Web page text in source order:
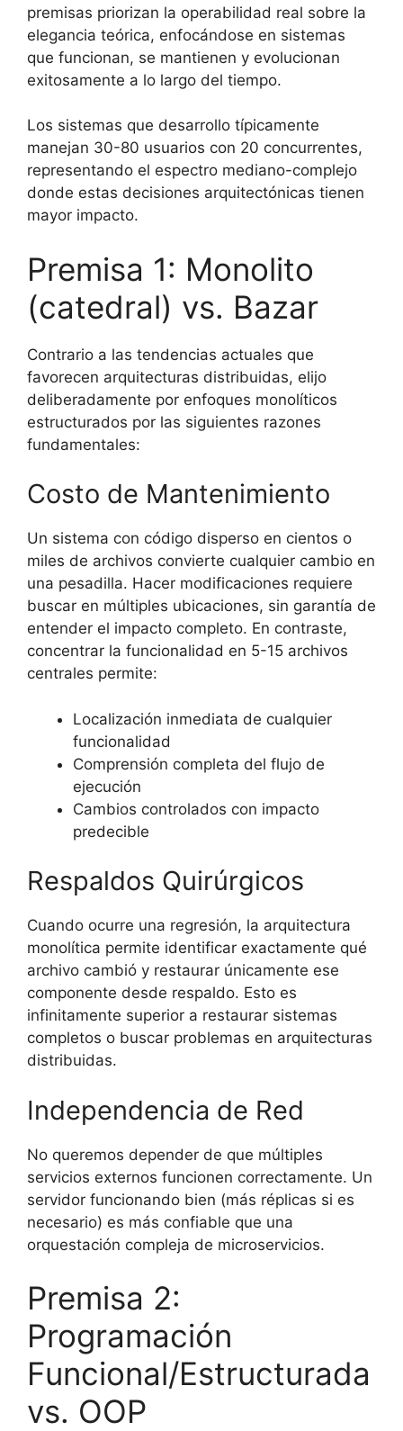
premisas priorizan la operabilidad real sobre la
elegancia teórica, enfocándose en sistemas
que funcionan, se mantienen y evolucionan
exitosamente a lo largo del tiempo.
Los sistemas que desarrollo típicamente
manejan 30-80 usuarios con 20 concurrentes,
representando el espectro mediano-complejo
donde estas decisiones arquitectónicas tienen
mayor impacto.
Premisa 1: Monolito
(catedral) vs. Bazar
Contrario a las tendencias actuales que
favorecen arquitecturas distribuidas, elijo
deliberadamente por enfoques monolíticos
estructurados por las siguientes razones
fundamentales:
Costo de Mantenimiento
Un sistema con código disperso en cientos o
miles de archivos convierte cualquier cambio en
una pesadilla. Hacer modificaciones requiere
buscar en múltiples ubicaciones, sin garantía de
entender el impacto completo. En contraste,
concentrar la funcionalidad en 5-15 archivos
centrales permite:
Localización inmediata de cualquier
funcionalidad
Comprensión completa del flujo de
ejecución
Cambios controlados con impacto
predecible
Respaldos Quirúrgicos
Cuando ocurre una regresión, la arquitectura
monolítica permite identificar exactamente qué
archivo cambió y restaurar únicamente ese
componente desde respaldo. Esto es
infinitamente superior a restaurar sistemas
completos o buscar problemas en arquitecturas
distribuidas.
Independencia de Red
No queremos depender de que múltiples
servicios externos funcionen correctamente. Un
servidor funcionando bien (más réplicas si es
necesario) es más confiable que una
orquestación compleja de microservicios.
Premisa 2:
Programación
Funcional/Estructurada
vs. OOP